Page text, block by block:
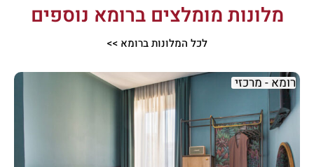
מלונות מומלצים ברומא נוספים
לכל המלונות ברומא >>
רומא - מרכזי